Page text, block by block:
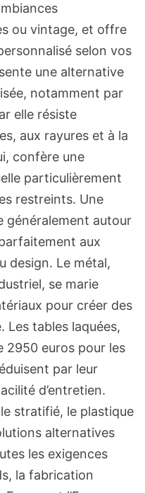
ou vintage, et offre
selon vos
une alternative
notamment par
elle résiste
aux rayures et à la
confère une
particulièrement
restreints. Une
généralement autour
aux
design. Le métal,
se marie
pour créer des
Les tables laquées,
2950 euros pour les
par leur
d’entretien.
stratifié, le plastique
alternatives
les exigences
la fabrication